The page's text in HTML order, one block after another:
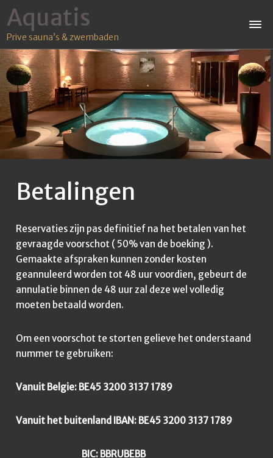
Aquatis
Prive sauna’s & zwembaden
Betalingen
Reservaties zijn pas definitief na het betalen van het
gevraagde voorschot ( 50% van de boeking ).
Gemaakte afspraken kunnen zonder kosten
geannuleerd worden tot 48 uur voordien, gebeurt de
annulatie binnen de 48 uur zal deze wel volledig
moeten betaald worden.
Om een voorschot te storten gelieve het onderstaand
nummer te gebruiken:
Vanuit Belgie: BE45 3200 3137 1789
Vanuit het buitenland IBAN: BE45 3200 3137 1789
BIC: BBRUBEBB